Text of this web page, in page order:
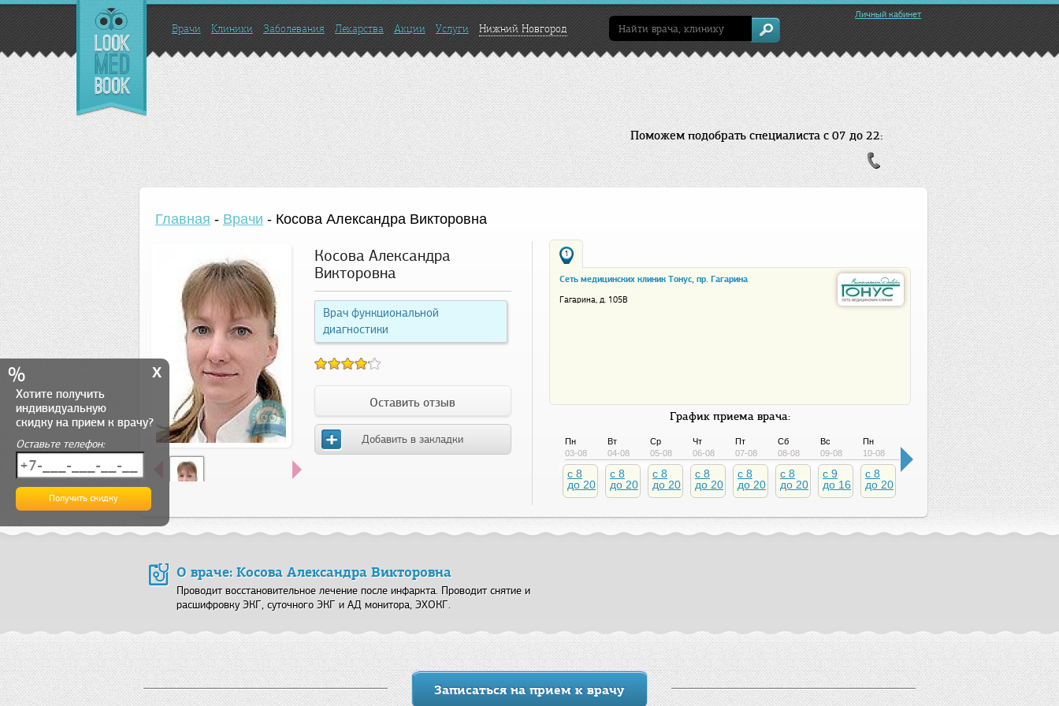
Врачи Клиники Заболевания Лекарства Акции Услуги Нижний Новгород
Личный кабинет
Поможем подобрать специалиста с 07 до 22:
Главная - Врачи - Косова Александра Викторовна
Косова Александра
Викторовна
Врач функциональной
диагностики
Оставить отзыв
Добавить в закладки
1
Сеть медицинских клиник Тонус, пр. Гагарина
Гагарина, д. 105В
График приема врача:
Пн
03-08
c 8
до 20
Вт
04-08
c 8
до 20
Ср
05-08
c 8
до 20
Чт
06-08
c 8
до 20
Пт
07-08
c 8
до 20
Сб
08-08
c 8
до 20
Вс
09-08
c 9
до 16
Пн
10-08
c 8
до 20
11-08
до 20
Ср
12-08
c 8
до 20
Чт
13-08
c 8
до 20
Пт
14-08
c 8
до
О враче: Косова Александра Викторовна
Проводит восстановительное лечение после инфаркта. Проводит снятие и
расшифровку ЭКГ, суточного ЭКГ и АД монитора, ЭХОКГ.
Записаться на прием к врачу
% x
Хотите получить
индивидуальную
скидку на прием к врачу?
Оставьте телефон: